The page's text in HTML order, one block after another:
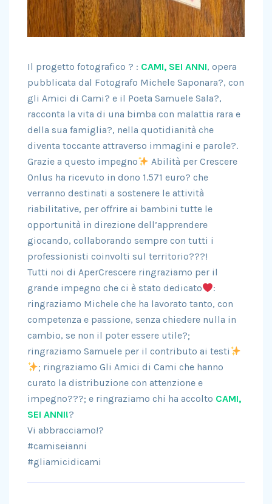
Il progetto fotografico ? : CAMI, SEI ANNI, opera
pubblicata dal Fotografo Michele Saponara?, con
gli Amici di Cami? e il Poeta Samuele Sala?,
racconta la vita di una bimba con malattia rara e
della sua famiglia?, nella quotidianità che
diventa toccante attraverso immagini e parole?.
Grazie a questo impegno
Abilità per Crescere
Onlus ha ricevuto in dono 1.571 euro? che
verranno destinati a sostenere le attività
riabilitative, per offrire ai bambini tutte le
opportunità in direzione dell’apprendere
giocando, collaborando sempre con tutti i
professionisti coinvolti sul territorio???!
Tutti noi di AperCrescere ringraziamo per il
grande impegno che ci è stato dedicato
:
ringraziamo Michele che ha lavorato tanto, con
competenza e passione, senza chiedere nulla in
cambio, se non il poter essere utile?;
ringraziamo Samuele per il contributo ai testi
; ringraziamo Gli Amici di Cami che hanno
curato la distribuzione con attenzione e
impegno???; e ringraziamo chi ha accolto CAMI,
SEI ANNI!?
Vi abbracciamo!?
#camiseianni
#gliamicidicami